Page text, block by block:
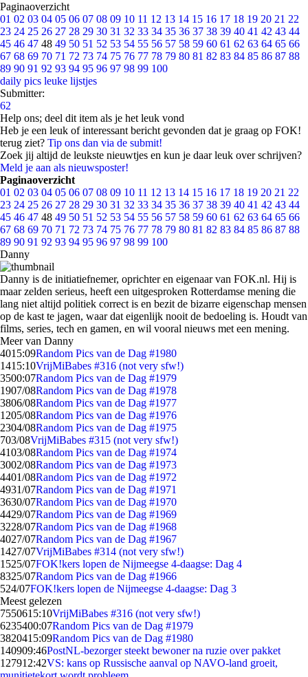
Paginaoverzicht
01 02 03 04 05 06 07 08 09 10 11 12 13 14 15 16 17 18 19 20 21 22
23 24 25 26 27 28 29 30 31 32 33 34 35 36 37 38 39 40 41 42 43 44
45 46 47 48 49 50 51 52 53 54 55 56 57 58 59 60 61 62 63 64 65 66
67 68 69 70 71 72 73 74 75 76 77 78 79 80 81 82 83 84 85 86 87 88
89 90 91 92 93 94 95 96 97 98 99 100
daily pics leuke lijstjes
Submitter:
62
Help ons; deel dit item als je het leuk vond
Heb je een leuk of interessant bericht gevonden dat je graag op FOK!
terug ziet? Tip ons dan via de submit!
Zoek jij altijd de leukste nieuwtjes en kun je daar leuk over schrijven?
Meld je aan als nieuwsposter!
Paginaoverzicht
01 02 03 04 05 06 07 08 09 10 11 12 13 14 15 16 17 18 19 20 21 22
23 24 25 26 27 28 29 30 31 32 33 34 35 36 37 38 39 40 41 42 43 44
45 46 47 48 49 50 51 52 53 54 55 56 57 58 59 60 61 62 63 64 65 66
67 68 69 70 71 72 73 74 75 76 77 78 79 80 81 82 83 84 85 86 87 88
89 90 91 92 93 94 95 96 97 98 99 100
Danny
Danny is de initiatiefnemer, oprichter en eigenaar van FOK.nl. Hij is
maar zelden serieus, heeft een uitgesproken Rotterdamse mening die
lang niet altijd politiek correct is en bezit de bizarre eigenschap mensen
op de kast te jagen, waar dat eigenlijk nooit de bedoeling is. Houdt van
films, series, tech en gamen, en wil vooral nieuws met een mening.
Meer van Danny
4015:09Random Pics van de Dag #1980
1415:10VrijMiBabes #316 (not very sfw!)
3500:07Random Pics van de Dag #1979
1907/08Random Pics van de Dag #1978
3806/08Random Pics van de Dag #1977
1205/08Random Pics van de Dag #1976
2304/08Random Pics van de Dag #1975
703/08VrijMiBabes #315 (not very sfw!)
4103/08Random Pics van de Dag #1974
3002/08Random Pics van de Dag #1973
4401/08Random Pics van de Dag #1972
4931/07Random Pics van de Dag #1971
3630/07Random Pics van de Dag #1970
4429/07Random Pics van de Dag #1969
3228/07Random Pics van de Dag #1968
4027/07Random Pics van de Dag #1967
1427/07VrijMiBabes #314 (not very sfw!)
1525/07FOK!kers lopen de Nijmeegse 4-daagse: Dag 4
8325/07Random Pics van de Dag #1966
524/07FOK!kers lopen de Nijmeegse 4-daagse: Dag 3
Meest gelezen
7550615:10VrijMiBabes #316 (not very sfw!)
6235400:07Random Pics van de Dag #1979
3820415:09Random Pics van de Dag #1980
140909:46PostNL-bezorger steekt bewoner na ruzie over pakket
127912:42VS: kans op Russische aanval op NAVO-land groeit,